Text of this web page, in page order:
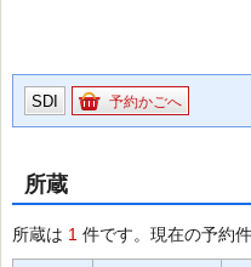
SDI 予約かごへ
所蔵
所蔵は 1 件です。現在の予約